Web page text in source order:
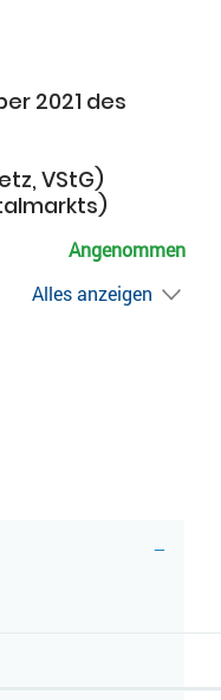
2021 des
VStG)
Angenommen
Alles anzeigen